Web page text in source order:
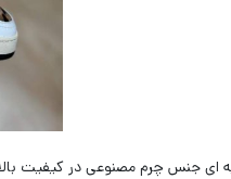
ای جنس چرم مصنوعی در کیفیت